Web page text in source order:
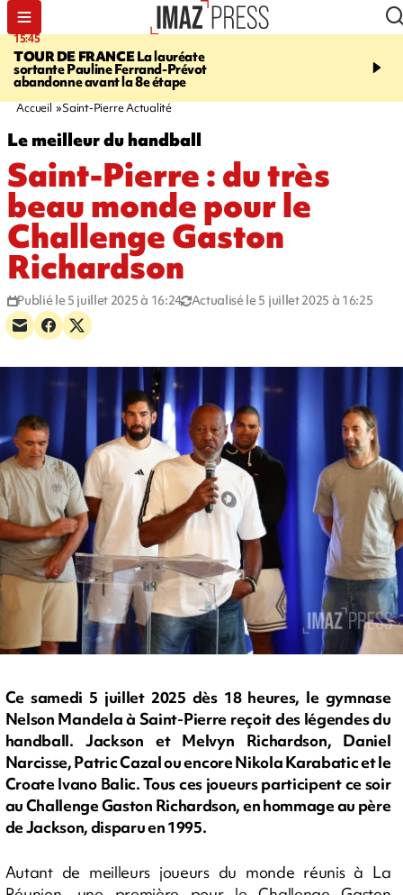
15:45
TOUR DE FRANCELa lauréate
sortante Pauline Ferrand-Prévot
abandonne avant la 8e étape
20:17
routière, concours de
Accueil Saint-Pierre Actualité
Le meilleur du handball
Saint-Pierre : du très
beau monde pour le
Challenge Gaston
Richardson
Publié le 5 juillet 2025 à 16:24 Actualisé le 5 juillet 2025 à 16:25
Ce samedi 5 juillet 2025 dès 18 heures, le gymnase
Nelson Mandela à Saint-Pierre reçoit des légendes du
handball. Jackson et Melvyn Richardson, Daniel
Narcisse, Patric Cazal ou encore Nikola Karabatic et le
Croate Ivano Balic. Tous ces joueurs participent ce soir
au Challenge Gaston Richardson, en hommage au père
de Jackson, disparu en 1995.
Autant de meilleurs joueurs du monde réunis à La